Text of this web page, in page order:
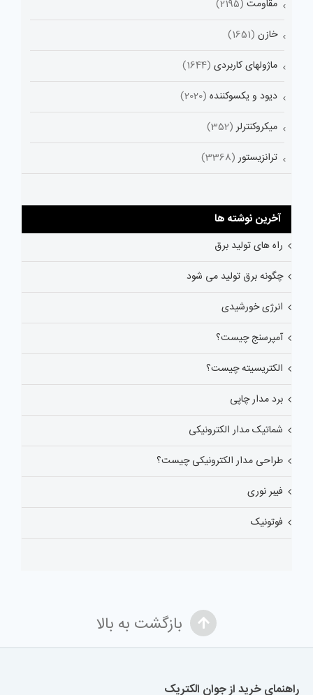
مقاومت (2195)
خازن (1651)
ماژولهای کاربردی (1644)
دیود و یکسوکننده (2020)
میکروکنترلر (352)
ترانزیستور (3368)
آخرین نوشته ها
راه های تولید برق
چگونه برق تولید می شود
انرژی خورشیدی
آمپرسنج چیست؟
الکتریسیته چیست؟
برد مدار چاپی
شماتیک مدار الکترونیکی
طراحی مدار الکترونیکی چیست؟
فیبر نوری
فوتونیک
بازگشت به بالا
راهنمای خرید از جوان الکتریک